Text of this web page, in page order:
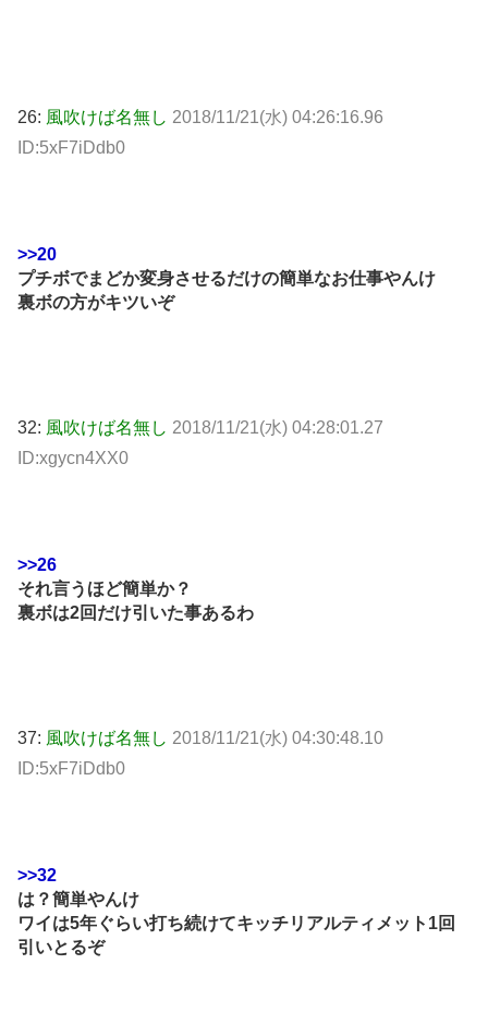
26: 風吹けば名無し 2018/11/21(水) 04:26:16.96
ID:5xF7iDdb0
>>20
プチボでまどか変身させるだけの簡単なお仕事やんけ
裏ボの方がキツいぞ
32: 風吹けば名無し 2018/11/21(水) 04:28:01.27
ID:xgycn4XX0
>>26
それ言うほど簡単か？
裏ボは2回だけ引いた事あるわ
37: 風吹けば名無し 2018/11/21(水) 04:30:48.10
ID:5xF7iDdb0
>>32
は？簡単やんけ
ワイは5年ぐらい打ち続けてキッチリアルティメット1回
引いとるぞ